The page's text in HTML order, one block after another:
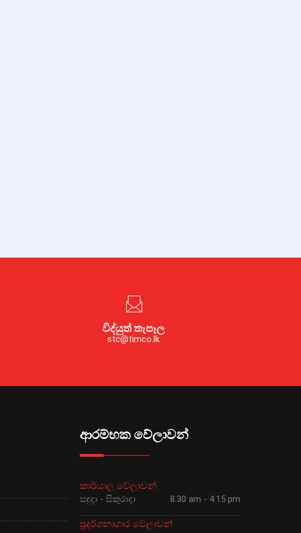
විද්යුත් තැපෑල
stc@timco.lk
ආරම්භක වේලාවන්
කාර්යාල වේලාවන්
සඳුදා - සිකුරාදා 8.30 am - 4.15 pm
ප්‍රදර්ශනාගාර වේලාවන්